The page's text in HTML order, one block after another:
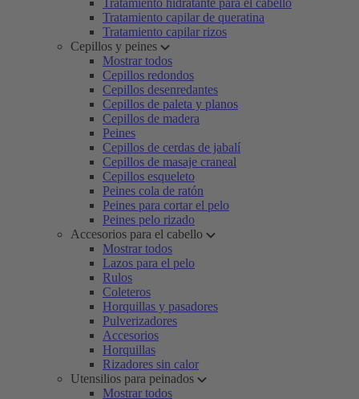
Tratamiento hidratante para el cabello
Tratamiento capilar de queratina
Tratamiento capilar rizos
Cepillos y peines
Mostrar todos
Cepillos redondos
Cepillos desenredantes
Cepillos de paleta y planos
Cepillos de madera
Peines
Cepillos de cerdas de jabalí
Cepillos de masaje craneal
Cepillos esqueleto
Peines cola de ratón
Peines para cortar el pelo
Peines pelo rizado
Accesorios para el cabello
Mostrar todos
Lazos para el pelo
Rulos
Coleteros
Horquillas y pasadores
Pulverizadores
Accesorios
Horquillas
Rizadores sin calor
Utensilios para peinados
Mostrar todos